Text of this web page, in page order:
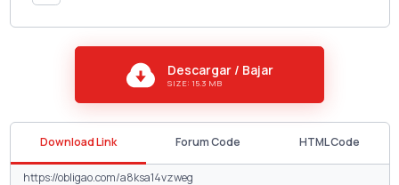
Descargar / Bajar
SIZE: 15.3 MB
Download Link Forum Code HTML Code